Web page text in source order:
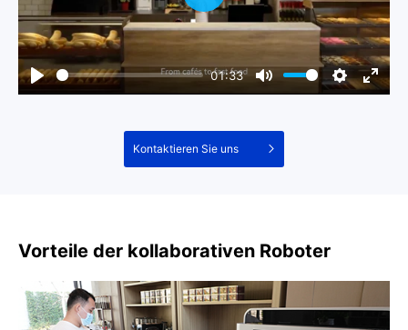
01:33
Kontaktieren Sie uns
Vorteile der kollaborativen Roboter